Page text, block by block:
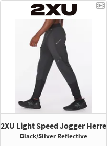
2XU Light Speed Jogger Herre
Black/Silver Reflective